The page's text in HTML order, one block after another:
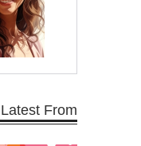
Latest From דניאלה למברגר